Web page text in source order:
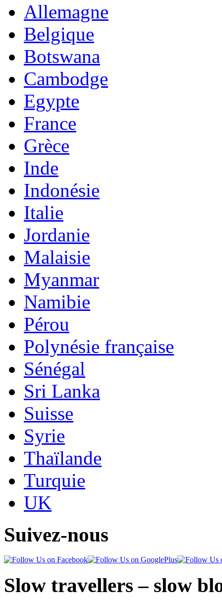
Allemagne
Belgique
Botswana
Cambodge
Egypte
France
Grèce
Inde
Indonésie
Italie
Jordanie
Malaisie
Myanmar
Namibie
Pérou
Polynésie française
Sénégal
Sri Lanka
Suisse
Syrie
Thaïlande
Turquie
UK
Suivez-nous
Slow travellers – slow